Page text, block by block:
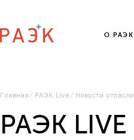
О РАЭК
Главная РАЭК Live Новости отрасли
РАЭК LIVE